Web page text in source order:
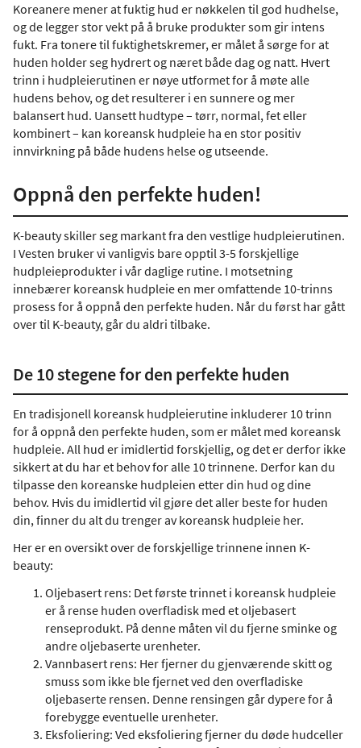
Koreanere mener at fuktig hud er nøkkelen til god hudhelse,
og de legger stor vekt på å bruke produkter som gir intens
fukt. Fra tonere til fuktighetskremer, er målet å sørge for at
huden holder seg hydrert og næret både dag og natt. Hvert
trinn i hudpleierutinen er nøye utformet for å møte alle
hudens behov, og det resulterer i en sunnere og mer
balansert hud. Uansett hudtype – tørr, normal, fet eller
kombinert – kan koreansk hudpleie ha en stor positiv
innvirkning på både hudens helse og utseende.
Oppnå den perfekte huden!
K-beauty skiller seg markant fra den vestlige hudpleierutinen.
I Vesten bruker vi vanligvis bare opptil 3-5 forskjellige
hudpleieprodukter i vår daglige rutine. I motsetning
innebærer koreansk hudpleie en mer omfattende 10-trinns
prosess for å oppnå den perfekte huden. Når du først har gått
over til K-beauty, går du aldri tilbake.
De 10 stegene for den perfekte huden
En tradisjonell koreansk hudpleierutine inkluderer 10 trinn
for å oppnå den perfekte huden, som er målet med koreansk
hudpleie. All hud er imidlertid forskjellig, og det er derfor ikke
sikkert at du har et behov for alle 10 trinnene. Derfor kan du
tilpasse den koreanske hudpleien etter din hud og dine
behov. Hvis du imidlertid vil gjøre det aller beste for huden
din, finner du alt du trenger av koreansk hudpleie her.
Her er en oversikt over de forskjellige trinnene innen K-
beauty:
Oljebasert rens: Det første trinnet i koreansk hudpleie
er å rense huden overfladisk med et oljebasert
renseprodukt. På denne måten vil du fjerne sminke og
andre oljebaserte urenheter.
Vannbasert rens: Her fjerner du gjenværende skitt og
smuss som ikke ble fjernet ved den overfladiske
oljebaserte rensen. Denne rensingen går dypere for å
forebygge eventuelle urenheter.
Eksfoliering: Ved eksfoliering fjerner du døde hudceller